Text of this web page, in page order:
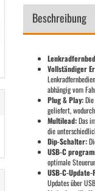
Beschreibung
Vollständiger
abhängig vom
Plug & Play:
geliefert,
Multilead:Das
die
Dip-Schalter:
USB-C
optimale
USB-C-
Updates über